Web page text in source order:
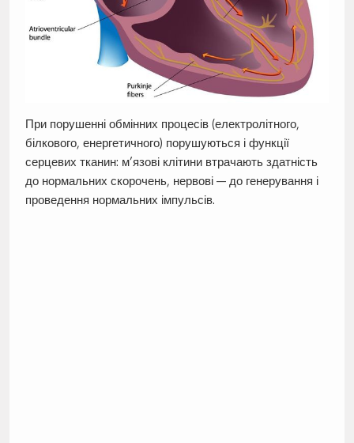
При порушенні обмінних процесів (електролітного,
білкового, енергетичного) порушуються і функції
серцевих тканин: м’язові клітини втрачають здатність
до нормальних скорочень, нервові — до генерування і
проведення нормальних імпульсів.